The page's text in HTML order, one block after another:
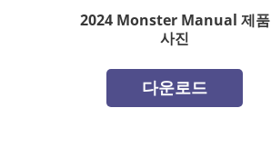
2024 Monster Manual 제품
사진
다운로드